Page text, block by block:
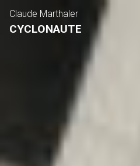
Claude Marthaler
CYCLONAUTE